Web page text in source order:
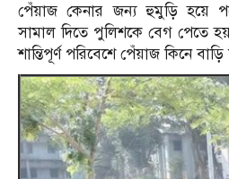
পেঁয়াজ কেনার জন্য হুমুড়ি হয়ে
সামাল দিতে পুলিশকে বেগ পেতে
শান্তিপূর্ণ পরিবেশে পেঁয়াজ কিনে বাড়ি